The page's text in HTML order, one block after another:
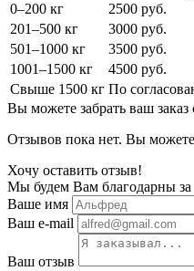
0–200 кг
2500 руб.
201–500 кг
3000 руб.
501–1000 кг
3500 руб.
1001–1500 кг
4500 руб.
Свыше 1500 кг По
Вы можете забрать ваш заказ
Отзывов пока нет. Вы
Хочу оставить отзыв!
Мы будем Вам благодарны за
Ваше имя
Ваш e-mail
Ваш отзыв